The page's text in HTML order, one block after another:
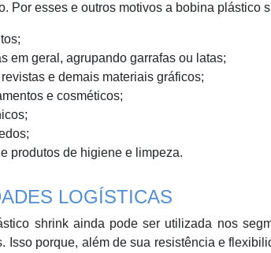
Por esses e outros motivos a bobina plástico
em geral, agrupando garrafas ou latas;
revistas e demais materiais gráficos;
e cosméticos;
produtos de higiene e limpeza.
LOGÍSTICAS
shrink ainda pode ser utilizada nos
Isso porque, além de sua resistência e